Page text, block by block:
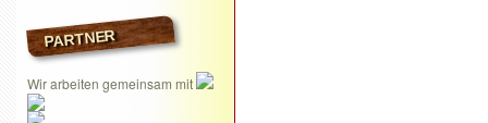
PARTNER
Wir arbeiten gemeinsam mit